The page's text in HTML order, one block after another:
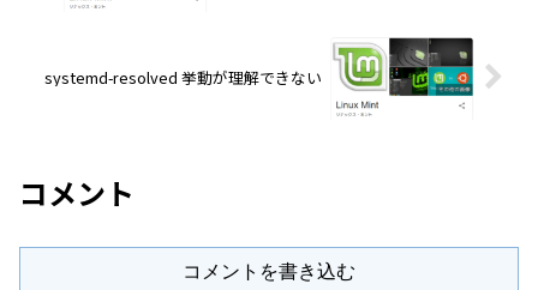
systemd-resolved 挙動が理解できない
コメント
コメントを書き込む